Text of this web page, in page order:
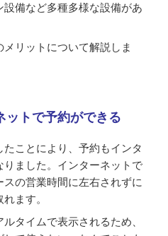
備など多種多様な設備があ
リットについて解説しま
トで予約ができる
ことにより、予約もインタ
ました。インターネットで
の営業時間に左右されずに
ます。
タイムで表示されるため、